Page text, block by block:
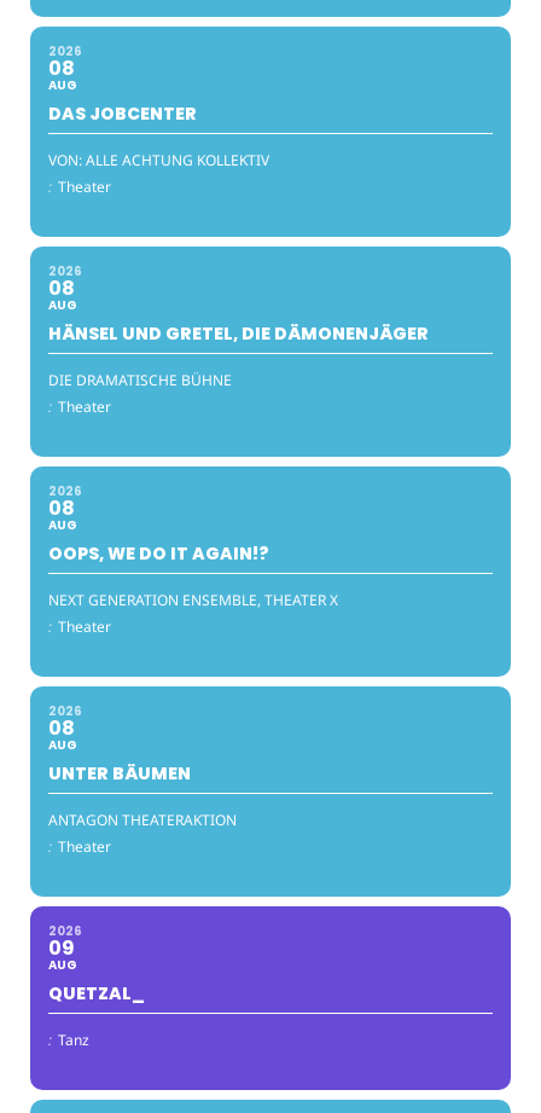
2026
08
AUG
DAS JOBCENTER
VON: ALLE ACHTUNG KOLLEKTIV
: Theater
2026
08
AUG
HÄNSEL UND GRETEL, DIE DÄMONENJÄGER
DIE DRAMATISCHE BÜHNE
: Theater
2026
08
AUG
OOPS, WE DO IT AGAIN!?
NEXT GENERATION ENSEMBLE, THEATER X
: Theater
2026
08
AUG
UNTER BÄUMEN
ANTAGON THEATERAKTION
: Theater
2026
09
AUG
QUETZAL_
: Tanz